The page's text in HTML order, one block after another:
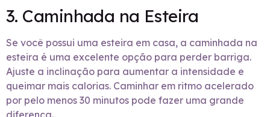
3. Caminhada na Esteira
Se você possui uma esteira em casa, a caminhada na
esteira é uma excelente opção para perder barriga.
Ajuste a inclinação para aumentar a intensidade e
queimar mais calorias. Caminhar em ritmo acelerado
por pelo menos 30 minutos pode fazer uma grande